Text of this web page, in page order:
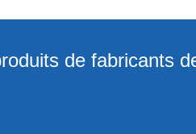
de fabricants